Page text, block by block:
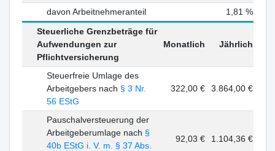
davon Arbeitnehmeranteil
1,81 %
Steuerliche Grenzbeträge für
Aufwendungen zur
Pflichtversicherung
Monatlich Jährlich
Steuerfreie Umlage des
Arbeitgebers nach § 3 Nr.
56 EStG
322,00 € 3.864,00 €
Pauschalversteuerung der
Arbeitgeberumlage nach §
40b EStG i. V. m. § 37 Abs.
92,03 € 1.104,36 €